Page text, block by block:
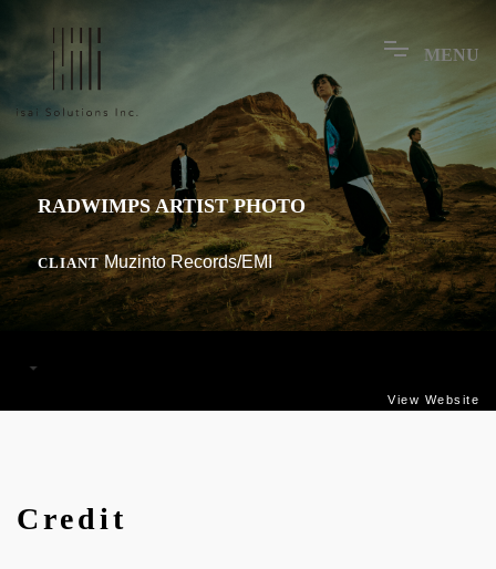
MENU
RADWIMPS ARTIST PHOTO
CLIANT Muzinto Records/EMI
View Website
Credit